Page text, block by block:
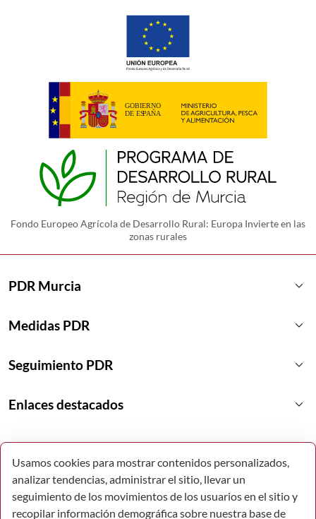
Fondo Europeo Agrícola de Desarrollo Rural: Europa Invierte en las
zonas rurales
PDR Murcia keyboard_arrow_down
Medidas PDR keyboard_arrow_down
Seguimiento PDR keyboard_arrow_down
Enlaces destacados keyboard_arrow_down
Usamos cookies para mostrar contenidos personalizados,
analizar tendencias, administrar el sitio, llevar un
seguimiento de los movimientos de los usuarios en el sitio y
recopilar información demográfica sobre nuestra base de